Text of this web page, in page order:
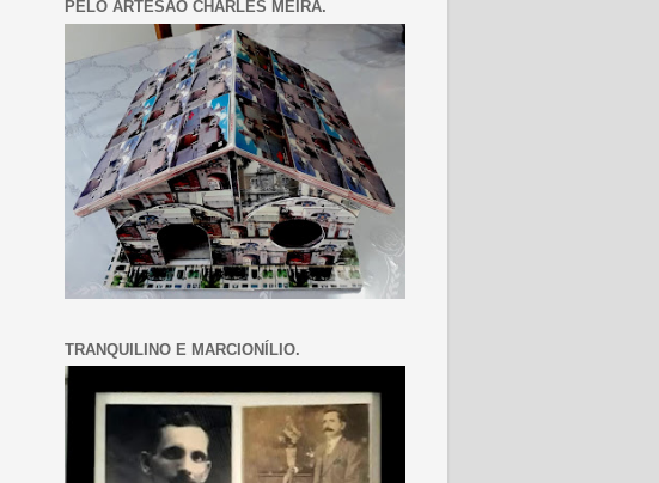
PELO ARTESÃO CHARLES MEIRA.
TRANQUILINO E MARCIONÍLIO.